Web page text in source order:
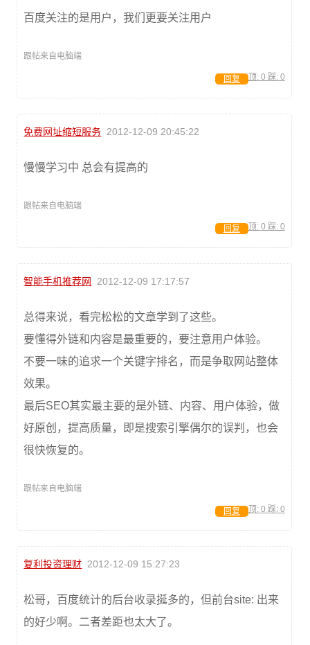
百度关注的是用户，我们更要关注用户
跟帖来自电脑端
顶: 0 踩: 0
回复
免费网址缩短服务 2012-12-09 20:45:22
慢慢学习中 总会有提高的
跟帖来自电脑端
顶: 0 踩: 0
回复
智能手机推荐网 2012-12-09 17:17:57
总得来说，看完松松的文章学到了这些。
要懂得外链和内容是最重要的，要注意用户体验。
不要一味的追求一个关键字排名，而是争取网站整体
效果。
最后SEO其实最主要的是外链、内容、用户体验，做
好原创，提高质量，即是搜索引擎偶尔的误判，也会
很快恢复的。
跟帖来自电脑端
顶: 0 踩: 0
回复
复利投资理财 2012-12-09 15:27:23
松哥，百度统计的后台收录挻多的，但前台site: 出来
的好少啊。二者差距也太大了。